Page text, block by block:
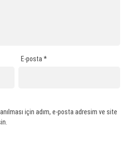
E-posta*
için adım, e-posta adresim ve site